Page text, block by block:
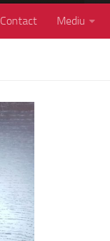
Contact Mediu